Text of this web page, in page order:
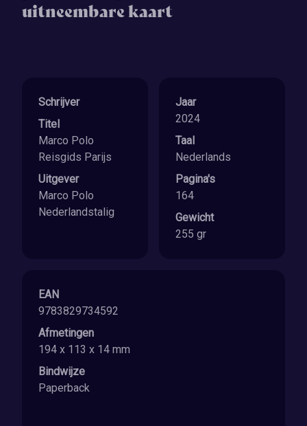
uitneembare kaart
Schrijver
Titel
Marco Polo
Reisgids Parijs
Uitgever
Marco Polo
Nederlandstalig
Jaar
2024
Taal
Nederlands
Pagina's
164
Gewicht
255 gr
EAN
9783829734592
Afmetingen
194 x 113 x 14 mm
Bindwijze
Paperback